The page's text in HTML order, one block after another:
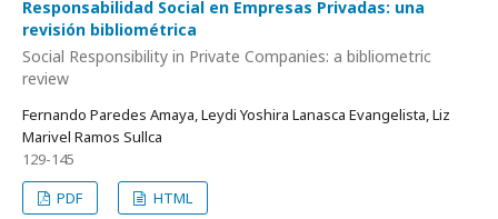
Responsabilidad Social en Empresas Privadas: una
revisión bibliométrica
Social Responsibility in Private Companies: a bibliometric
review
Fernando Paredes Amaya, Leydi Yoshira Lanasca Evangelista, Liz
Marivel Ramos Sullca
129-145
PDF
HTML